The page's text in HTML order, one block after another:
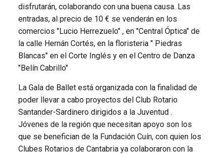
disfrutarán, colaborando con una buena causa. Las
entradas, al precio de 10 € se venderán en los
comercios "Lucio Herrezuelo" , en "Central Óptica" de
la calle Hernán Cortés, en la floristeria " Piedras
Blancas" en el Corte Inglés y en el Centro de Danza
"Belín Cabrillo"
La Gala de Ballet está organizada con la finalidad de
poder llevar a cabo proyectos del Club Rotario
Santander-Sardinero dirigidos a la Juventud .
Jóvenes de la región que necesitan apoyo son los
que se benefician de la Fundación Cuín, con quien los
Clubes Rotarios de Cantabria ya colaboraron con la